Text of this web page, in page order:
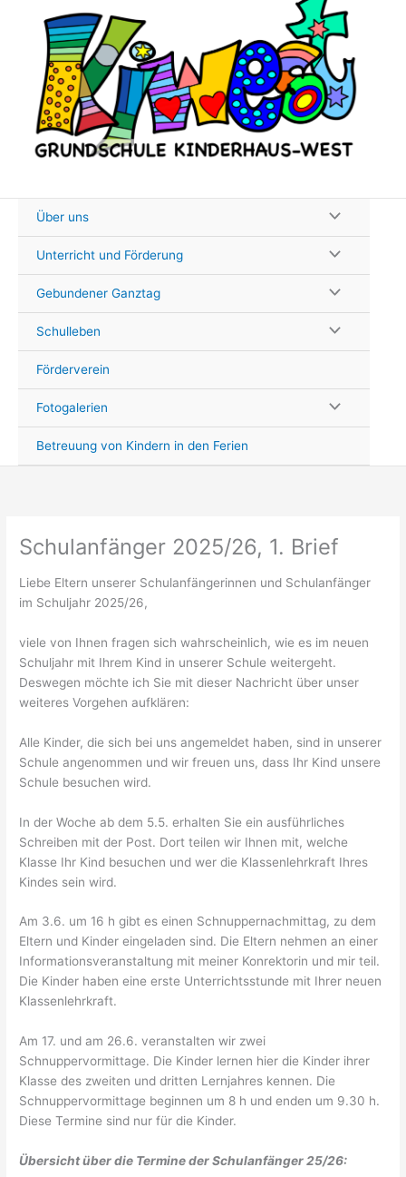
Über uns
Unterricht und Förderung
Gebundener Ganztag
Schulleben
Förderverein
Fotogalerien
Betreuung von Kindern in den Ferien
Schulanfänger 2025/26, 1. Brief
Liebe Eltern unserer Schulanfängerinnen und Schulanfänger
im Schuljahr 2025/26,
viele von Ihnen fragen sich wahrscheinlich, wie es im neuen
Schuljahr mit Ihrem Kind in unserer Schule weitergeht.
Deswegen möchte ich Sie mit dieser Nachricht über unser
weiteres Vorgehen aufklären:
Alle Kinder, die sich bei uns angemeldet haben, sind in unserer
Schule angenommen und wir freuen uns, dass Ihr Kind unsere
Schule besuchen wird.
In der Woche ab dem 5.5. erhalten Sie ein ausführliches
Schreiben mit der Post. Dort teilen wir Ihnen mit, welche
Klasse Ihr Kind besuchen und wer die Klassenlehrkraft Ihres
Kindes sein wird.
Am 3.6. um 16 h gibt es einen Schnuppernachmittag, zu dem
Eltern und Kinder eingeladen sind. Die Eltern nehmen an einer
Informationsveranstaltung mit meiner Konrektorin und mir teil.
Die Kinder haben eine erste Unterrichtsstunde mit Ihrer neuen
Klassenlehrkraft.
Am 17. und am 26.6. veranstalten wir zwei
Schnuppervormittage. Die Kinder lernen hier die Kinder ihrer
Klasse des zweiten und dritten Lernjahres kennen. Die
Schnuppervormittage beginnen um 8 h und enden um 9.30 h.
Diese Termine sind nur für die Kinder.
Übersicht über die Termine der Schulanfänger 25/26: